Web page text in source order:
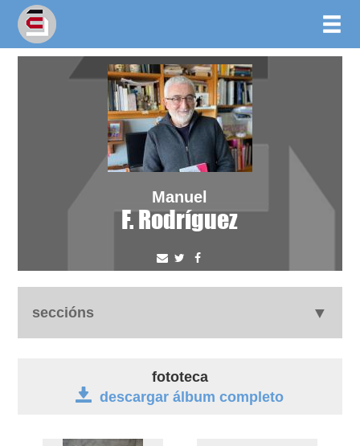
Manuel
F. Rodríguez
seccións
obra
fototeca
fototeca
descargar álbum completo